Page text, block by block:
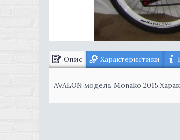
Опис Характеристики
AVALON модель Monako